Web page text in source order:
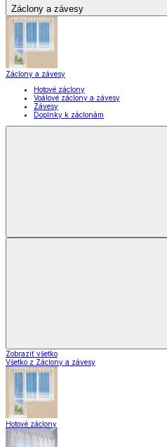
Záclony a závesy
Záclony a závesy
Hotové záclony
Voálové záclony a závesy
Závesy
Doplnky k záclonám
Zobraziť všetko
Všetko z Záclony a závesy
Hotové záclony